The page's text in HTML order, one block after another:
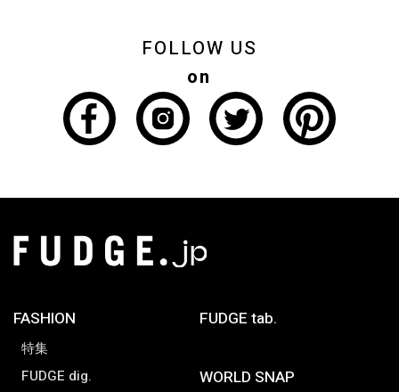
FOLLOW US
on
FASHION
特集
FUDGE dig.
FUDGE tab.
WORLD SNAP